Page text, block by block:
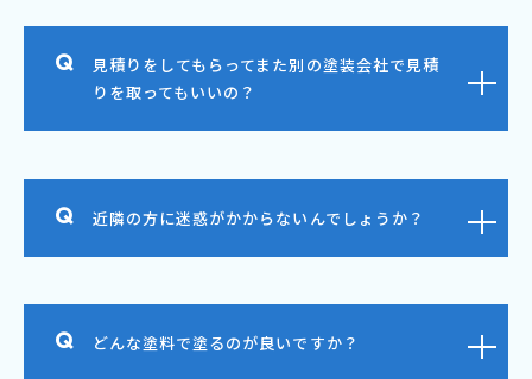
見積りをしてもらってまた別の塗装会社で見積
りを取ってもいいの？
近隣の方に迷惑がかからないんでしょうか？
どんな塗料で塗るのが良いですか？